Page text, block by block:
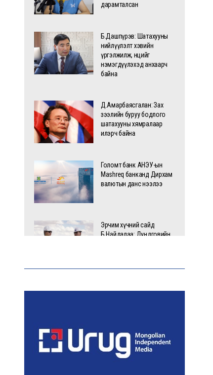
дарамталсан
Б.Дашпүрэв: Шатахууны
нийлүүлэлт хэвийн
үргэлжилж, нөөцийг
нэмэгдүүлэхэд анхаарч
байна
Д.Амарбаясгалан: Зах
зээлийн буруу бодлого
шатахууны хямралаар
илэрч байна
Голомт банк АНЭУ-ын
Mashreq банканд Дирхам
валютын данс нээлээ
Эрчим хүчний сайд
Б.Найдалаа: Дундговийн
Давхардсан
Өчигдөр 102 тусгай дугаарт